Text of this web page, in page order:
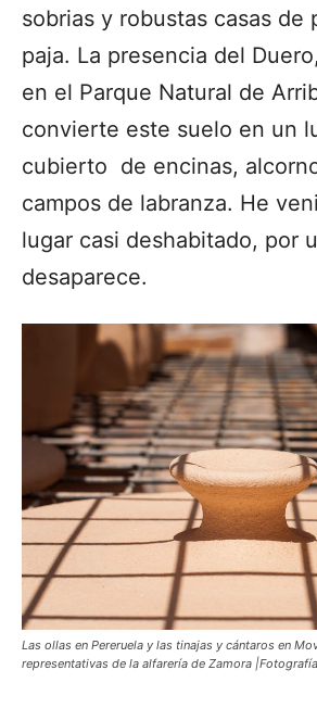
sobrias y robustas casas de
paja. La presencia del
en el Parque Natural de
convierte este suelo en un
cubierto de encinas,
campos de labranza. He
lugar casi deshabitado, por
desaparece.
Las ollas en Pereruela y las tinajas y cántaros en
representativas de la alfarería de Zamora